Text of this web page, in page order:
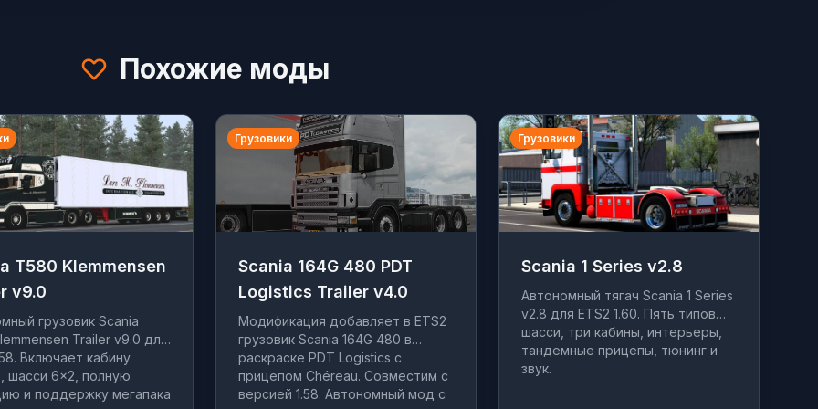
Похожие моды
T580 Klemmensen
v9.0
грузовик Scania
Trailer v9.0 для
Включает кабину
шасси 6×2, полную
и поддержку мегапака
Грузовики
Scania 164G 480 PDT
Logistics Trailer v4.0
Модификация добавляет в ETS2
грузовик Scania 164G 480 в
раскраске PDT Logistics с
прицепом Chéreau. Совместим с
версией 1.58. Автономный мод с
Грузовики
Scania 1 Series v2.8
Автономный тягач Scania 1 Series
v2.8 для ETS2 1.60. Пять типов
шасси, три кабины, интерьеры,
тандемные прицепы, тюнинг и
звук.